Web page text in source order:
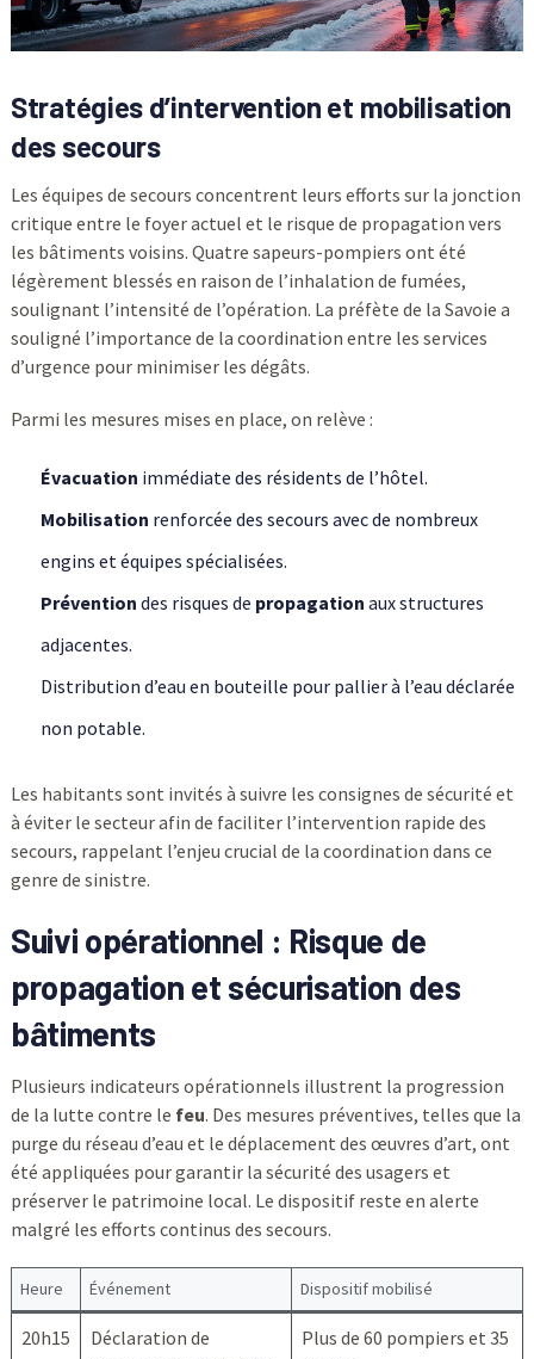
Stratégies d’intervention et mobilisation
des secours
Les équipes de secours concentrent leurs efforts sur la jonction
critique entre le foyer actuel et le risque de propagation vers
les bâtiments voisins. Quatre sapeurs-pompiers ont été
légèrement blessés en raison de l’inhalation de fumées,
soulignant l’intensité de l’opération. La préfète de la Savoie a
souligné l’importance de la coordination entre les services
d’urgence pour minimiser les dégâts.
Parmi les mesures mises en place, on relève :
Évacuation immédiate des résidents de l’hôtel.
Mobilisation renforcée des secours avec de nombreux
engins et équipes spécialisées.
Prévention des risques de propagation aux structures
adjacentes.
Distribution d’eau en bouteille pour pallier à l’eau déclarée
non potable.
Les habitants sont invités à suivre les consignes de sécurité et
à éviter le secteur afin de faciliter l’intervention rapide des
secours, rappelant l’enjeu crucial de la coordination dans ce
genre de sinistre.
Suivi opérationnel : Risque de
propagation et sécurisation des
bâtiments
Plusieurs indicateurs opérationnels illustrent la progression
de la lutte contre le feu. Des mesures préventives, telles que la
purge du réseau d’eau et le déplacement des œuvres d’art, ont
été appliquées pour garantir la sécurité des usagers et
préserver le patrimoine local. Le dispositif reste en alerte
malgré les efforts continus des secours.
Heure Événement Dispositif mobilisé
20h15
Déclaration de
Plus de 60 pompiers et 35